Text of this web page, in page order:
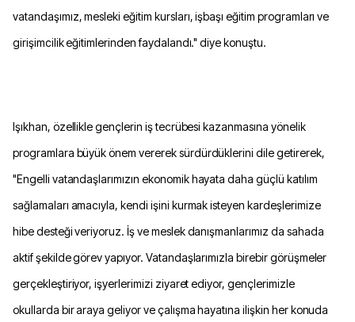
vatandaşımız, mesleki eğitim kursları, işbaşı eğitim programları ve
girişimcilik eğitimlerinden faydalandı." diye konuştu.
Işıkhan, özellikle gençlerin iş tecrübesi kazanmasına yönelik
programlara büyük önem vererek sürdürdüklerini dile getirerek,
"Engelli vatandaşlarımızın ekonomik hayata daha güçlü katılım
sağlamaları amacıyla, kendi işini kurmak isteyen kardeşlerimize
hibe desteği veriyoruz. İş ve meslek danışmanlarımız da sahada
aktif şekilde görev yapıyor. Vatandaşlarımızla birebir görüşmeler
gerçekleştiriyor, işyerlerimizi ziyaret ediyor, gençlerimizle
okullarda bir araya geliyor ve çalışma hayatına ilişkin her konuda